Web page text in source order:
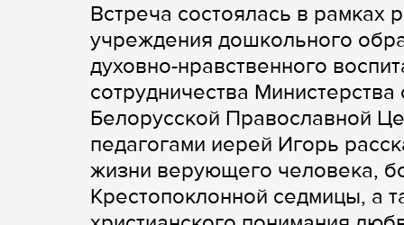
Встреча состоялась в рамках
учреждения дошкольного
духовно-нравственного
сотрудничества
Белорусской Православной
педагогами иерей Игорь
жизни верующего человека,
Крестопоклонной седмицы, а